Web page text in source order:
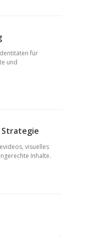
für
und
Strategie
visuelles
Inhalte.